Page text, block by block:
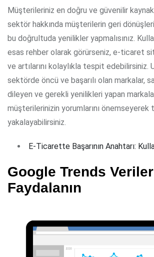
Müşterileriniz en doğru ve güvenilir
sektör hakkında müşterilerin geri
bu doğrultuda yenilikler yapmalısınız.
esas rehber olarak görürseniz, e-ticaret
ve artılarını kolaylıkla tespit edebilirsiniz.
sektörde öncü ve başarılı olan markalar,
dileyen ve gerekli yenilikleri yapan
müşterilerinizin yorumlarını önemseyerek
yakalayabilirsiniz.
E-Ticarette Başarının Anahtarı:
Google Trends
Faydalanın